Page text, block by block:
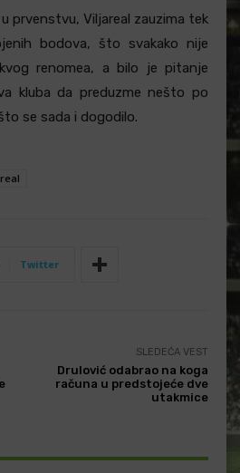
prvenstvu, Viljareal zauzima tek
bodova, što svakako nije
renomea, a bilo je pitanje
kluba da preduzme nešto po
se sada i dogodilo.
Twitter
SLEDEĆA VEST
Drulović odabrao na koga
računa u predstojeće dve
utakmice